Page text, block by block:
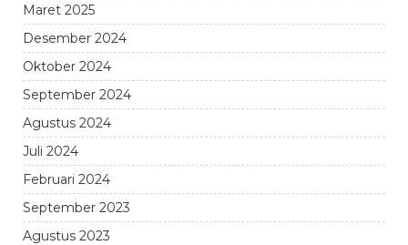
Maret 2025
Desember 2024
Oktober 2024
September 2024
Agustus 2024
Juli 2024
Februari 2024
September 2023
Agustus 2023